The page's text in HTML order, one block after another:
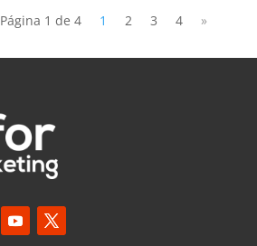
Página 1 de 4 1 2 3 4 »